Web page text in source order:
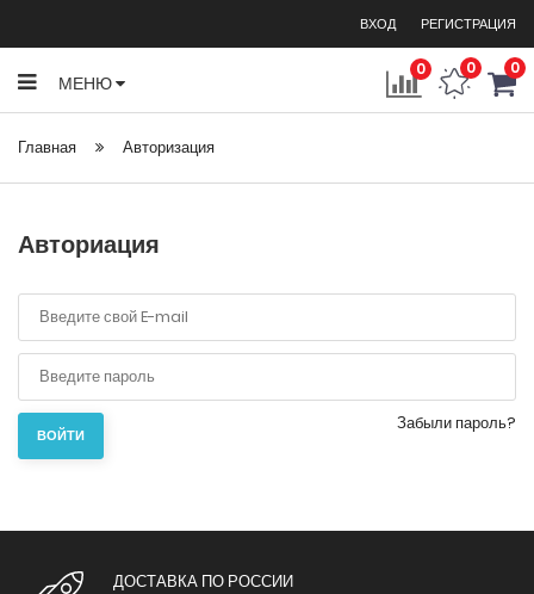
ВХОД РЕГИСТРАЦИЯ
0 0 0
МЕНЮ
Главная Авторизация
Авториация
ВОЙТИ
Забыли пароль?
ДОСТАВКА ПО РОССИИ